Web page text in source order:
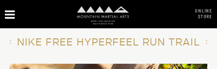
ONLINE
STORE
NIKE FREE HYPERFEEL RUN TRAIL